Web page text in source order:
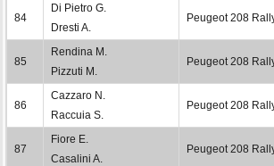
84
Di Pietro G.
Dresti A.
Peugeot 208
85
Rendina M.
Pizzuti M.
Peugeot 208
86
Cazzaro N.
Raccuia S.
Peugeot 208
87
Fiore E.
Casalini A.
Peugeot 208